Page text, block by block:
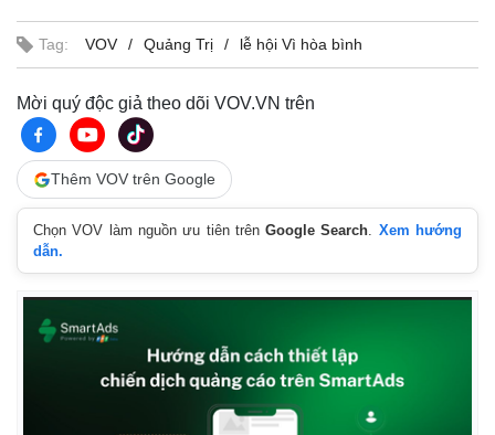
Bất động sản
Khởi nghiệp
Tỷ giá
Chứng khoán
Giá cà phê
Tag: VOV Quảng Trị lễ hội Vì hòa bình
Mời quý độc giả theo dõi VOV.VN trên
Thêm VOV trên Google
Chọn VOV làm nguồn ưu tiên trênGoogle Search. Xem hướng
dẫn.